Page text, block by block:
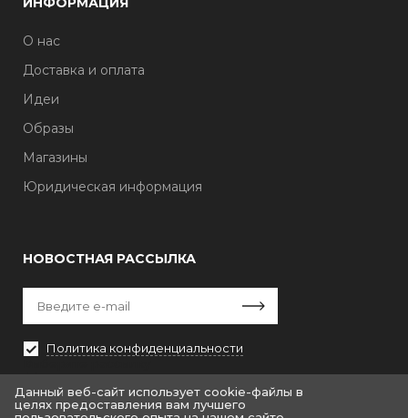
О нас
Доставка и оплата
Идеи
Образы
Магазины
Юридическая информация
НОВОСТНАЯ РАССЫЛКА
Политика конфиденциальности
Первая кампания
Данный веб-сайт использует cookie-файлы в
целях предоставления вам лучшего